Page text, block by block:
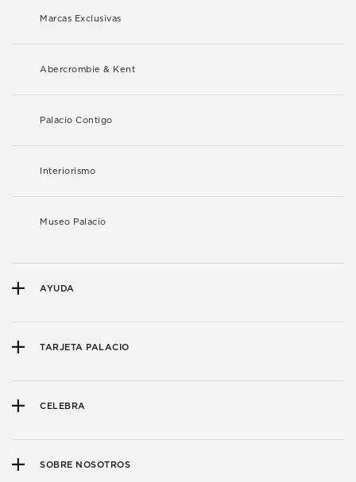
Marcas Exclusivas
Abercrombie & Kent
Palacio Contigo
Interiorismo
Museo Palacio
AYUDA
TARJETA PALACIO
CELEBRA
SOBRE NOSOTROS